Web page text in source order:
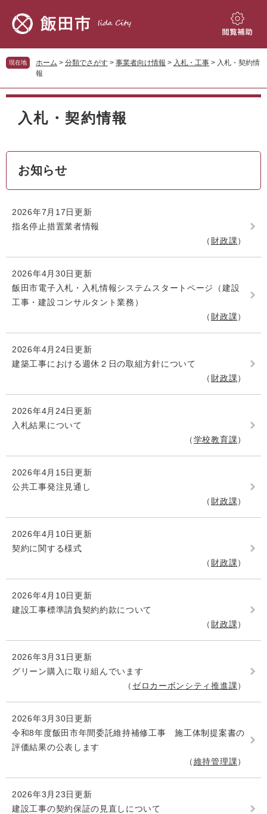
先
頭
す。
を
飛
し
閲
補
現在地 ホーム > 分類でさがす > 事業者向け情報 > 入札・工事 > 入札・契約情
報
本
入札・契約情報
お知らせ
2026年7月17日更新
指名停止措置業者情報
財政課
2026年4月30日更新
飯田市電子入札・入札情報システムスタートページ（建設
工事・建設コンサルタント業務）
財政課
2026年4月24日更新
建築工事における週休２日の取組方針について
財政課
2026年4月24日更新
入札結果について
学校教育課
2026年4月15日更新
公共工事発注見通し
財政課
2026年4月10日更新
契約に関する様式
財政課
2026年4月10日更新
建設工事標準請負契約約款について
財政課
2026年3月31日更新
グリーン購入に取り組んでいます
ゼロカーボンシティ推進課
2026年3月30日更新
令和8年度飯田市年間委託維持補修工事 施工体制提案書の
評価結果の公表します
維持管理課
2026年3月23日更新
建設工事の契約保証の見直しについて